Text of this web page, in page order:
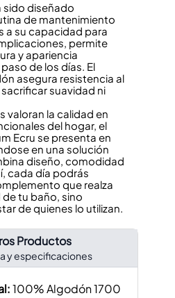
sido diseñado
de mantenimiento
a su capacidad para
permite
y apariencia
de los días. El
asegura resistencia al
suavidad ni
valoran la calidad en
del hogar, el
Ecru se presenta en
en una solución
diseño, comodidad
cada día podrás
que realza
tu baño, sino
de quienes lo utilizan.
Productos
y especificaciones
100% Algodón 1700